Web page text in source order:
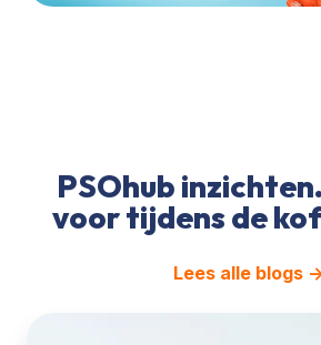
PSOhub
voor tijdens de
Lees alle blogs